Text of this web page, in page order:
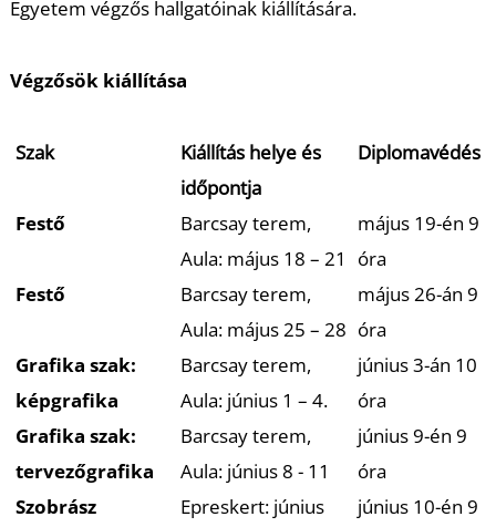
Egyetem végzős hallgatóinak kiállítására.
Végzősök kiállítása
Szak
Kiállítás helye és
időpontja
Diplomavédés
Festő
Barcsay terem,
Aula: május 18 – 21
május 19-én 9
óra
Festő
Barcsay terem,
Aula: május 25 – 28
május 26-án 9
óra
Grafika szak:
képgrafika
Barcsay terem,
Aula: június 1 – 4.
június 3-án 10
óra
Grafika szak:
tervezőgrafika
Barcsay terem,
Aula: június 8 - 11
június 9-én 9
óra
Szobrász
Epreskert: június
június 10-én 9